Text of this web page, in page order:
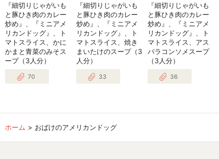
『細切りじゃがいも
と豚ひき肉のカレー
炒め』、『ミニアメ
リカンドッグ』、ト
マトスライス、かに
かまと青菜のみそス
ープ（3人分）
70
『細切りじゃがいも
と豚ひき肉のカレー
炒め』、『ミニアメ
リカンドッグ』、ト
マトスライス、焼き
まいたけのスープ（3
人分）
33
『細切りじゃがいも
と豚ひき肉のカレー
炒め』、『ミニアメ
リカンドッグ』、ト
マトスライス、アス
パラコンソメスープ
（3人分）
36
ホーム おばけのアメリカンドッグ